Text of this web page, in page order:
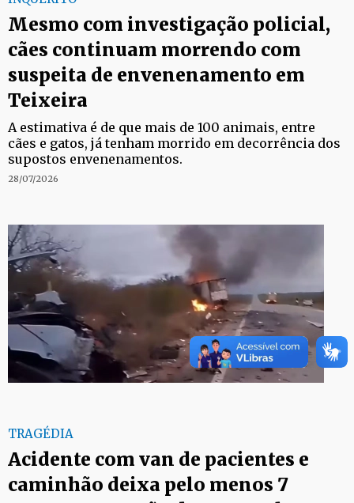
Mesmo com investigação policial,
cães continuam morrendo com
suspeita de envenenamento em
Teixeira
A estimativa é de que mais de 100 animais, entre
cães e gatos, já tenham morrido em decorrência dos
supostos envenenamentos.
28/07/2026
TRAGÉDIA
Acidente com van de pacientes e
caminhão deixa pelo menos 7